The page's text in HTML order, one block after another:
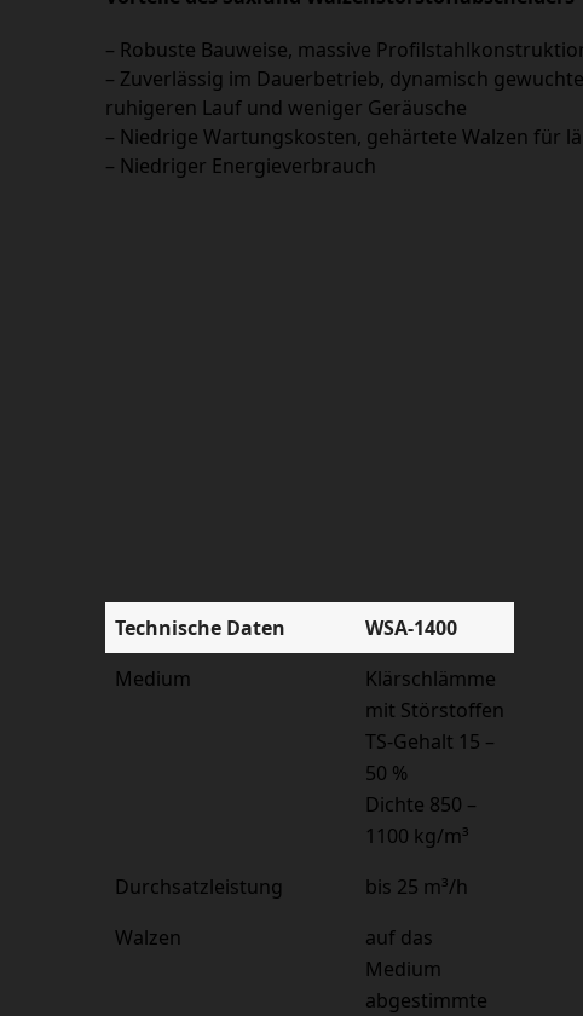
– Robuste Bauweise, massive
– Zuverlässig im Dauerbetrieb, dynamisch
ruhigeren Lauf und weniger Geräusche
– Niedrige Wartungskosten, gehärtete Walzen für
– Niedriger Energieverbrauch
Technische Daten
WSA-1400
Medium
Klärschlämme
mit Störstoffen
TS-Gehalt 15 –
50 %
Dichte 850 –
1100 kg/m³
Durchsatzleistung
bis 25 m³/h
Walzen
auf das
Medium
abgestimmte